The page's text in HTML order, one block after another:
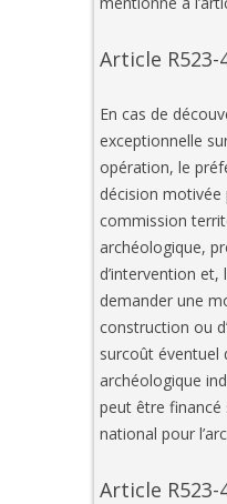
Article R523-
En cas de
exceptionnelle
opération, le
décision motivée
commission
archéologique,
d’intervention et,
demander une
construction ou
surcoût éventuel
archéologique
peut être financé
national pour
Article R523-